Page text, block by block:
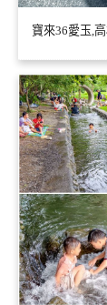
寶來36愛玉,